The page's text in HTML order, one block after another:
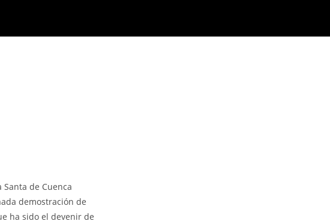
de Cuenca
demostración de
ha sido el devenir de